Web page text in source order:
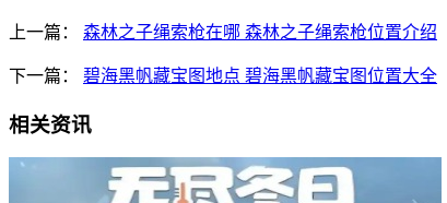
上一篇： 森林之子绳索枪在哪 森林之子绳索枪位置介绍
下一篇： 碧海黑帆藏宝图地点 碧海黑帆藏宝图位置大全
相关资讯